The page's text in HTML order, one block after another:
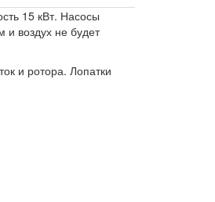
15 кВт. Насосы
воздух не будет
и ротора. Лопатки